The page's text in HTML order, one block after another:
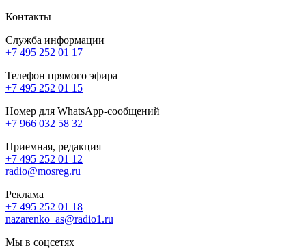
Контакты
Служба информации
+7 495 252 01 17
Телефон прямого эфира
+7 495 252 01 15
Номер для WhatsApp-сообщений
+7 966 032 58 32
Приемная, редакция
+7 495 252 01 12
radio@mosreg.ru
Реклама
+7 495 252 01 18
nazarenko_as@radio1.ru
Мы в соцсетях